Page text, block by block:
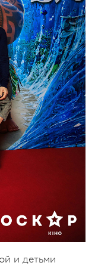
и детьми